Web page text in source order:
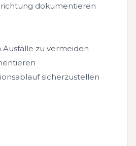
dokumentieren
zu vermeiden
sicherzustellen